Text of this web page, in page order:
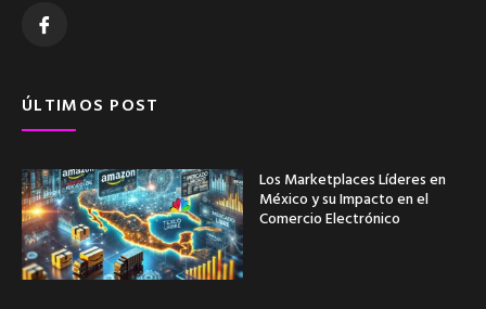
ÚLTIMOS POST
Los Marketplaces Líderes en
México y su Impacto en el
Comercio Electrónico